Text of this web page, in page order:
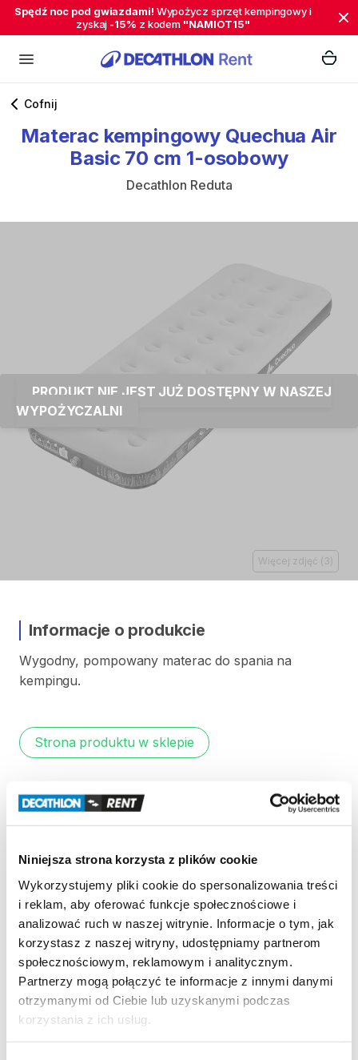
Niniejsza strona korzysta z plików cookie
Wykorzystujemy pliki cookie do spersonalizowania treści
i reklam, aby oferować funkcje społecznościowe i
analizować ruch w naszej witrynie. Informacje o tym, jak
korzystasz z naszej witryny, udostępniamy partnerom
społecznościowym, reklamowym i analitycznym.
Partnerzy mogą połączyć te informacje z innymi danymi
otrzymanymi od Ciebie lub uzyskanymi podczas
korzystania z ich usług.
Spędź noc pod gwiazdami! Wypożycz sprzęt kempingowy i
zyskaj -15% z kodem "NAMIOT15"
Cofnij
Materac kempingowy Quechua Air
Basic 70 cm 1-osobowy
Decathlon Reduta
PRODUKT NIE JEST JUŻ DOSTĘPNY W NASZEJ
WYPOŻYCZALNI
Więcej zdjęć ( 3 )
Informacje o produkcie
Wygodny​​,​ pompowany materac do spania na
kempingu.
Strona produktu w sklepie
Zasady wypożyczenia
Regulamin wypożyczalni
Nie pobieramy kaucji za wypożyczenie tego
produktu
ODBIÓR I ZWROT SPRZĘTU